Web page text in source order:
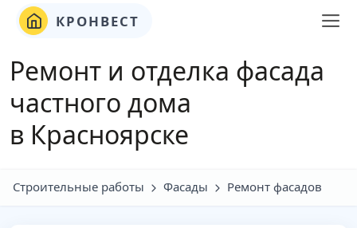
КРОНВЕСТ
Ремонт и отделка фасада
частного дома
в Красноярске
Строительные работы Фасады Ремонт фасадов